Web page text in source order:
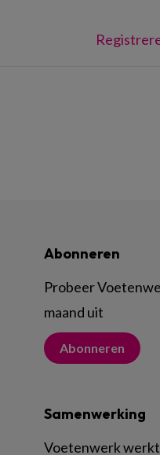
Abonneren
Probeer
maand uit
Abonneren
Samenwerking
Voetenwerk werkt